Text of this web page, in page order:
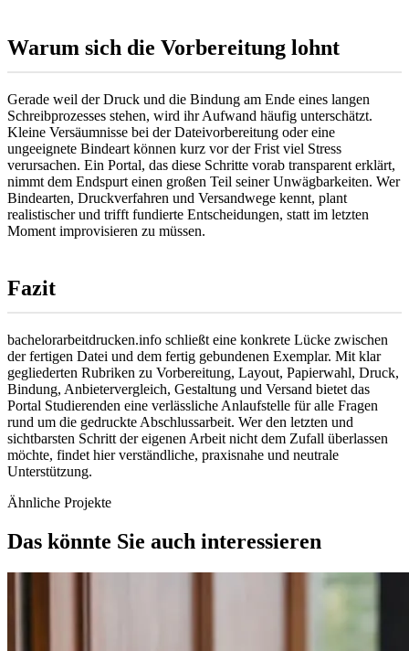
Warum sich die Vorbereitung lohnt
Gerade weil der Druck und die Bindung am Ende eines langen
Schreibprozesses stehen, wird ihr Aufwand häufig unterschätzt.
Kleine Versäumnisse bei der Dateivorbereitung oder eine
ungeeignete Bindeart können kurz vor der Frist viel Stress
verursachen. Ein Portal, das diese Schritte vorab transparent erklärt,
nimmt dem Endspurt einen großen Teil seiner Unwägbarkeiten. Wer
Bindearten, Druckverfahren und Versandwege kennt, plant
realistischer und trifft fundierte Entscheidungen, statt im letzten
Moment improvisieren zu müssen.
Fazit
bachelorarbeitdrucken.info schließt eine konkrete Lücke zwischen
der fertigen Datei und dem fertig gebundenen Exemplar. Mit klar
gegliederten Rubriken zu Vorbereitung, Layout, Papierwahl, Druck,
Bindung, Anbietervergleich, Gestaltung und Versand bietet das
Portal Studierenden eine verlässliche Anlaufstelle für alle Fragen
rund um die gedruckte Abschlussarbeit. Wer den letzten und
sichtbarsten Schritt der eigenen Arbeit nicht dem Zufall überlassen
möchte, findet hier verständliche, praxisnahe und neutrale
Unterstützung.
Ähnliche Projekte
Das könnte Sie auch interessieren